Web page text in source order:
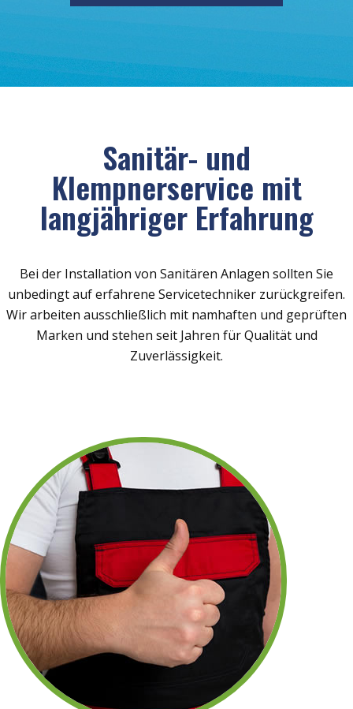
Sanitär- und
Klempnerservice mit
langjähriger Erfahrung
Bei der Installation von Sanitären Anlagen sollten Sie
unbedingt auf erfahrene Servicetechniker zurückgreifen.
Wir arbeiten ausschließlich mit namhaften und geprüften
Marken und stehen seit Jahren für Qualität und
Zuverlässigkeit.